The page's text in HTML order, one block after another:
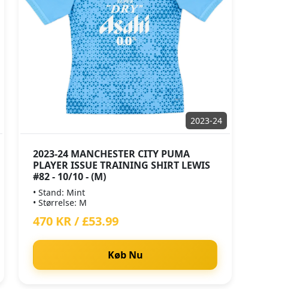
2023-24
2023-24 MANCHESTER CITY PUMA
PLAYER ISSUE TRAINING SHIRT LEWIS
#82 - 10/10 - (M)
• Stand: Mint
• Størrelse: M
470 KR / £53.99
Køb Nu